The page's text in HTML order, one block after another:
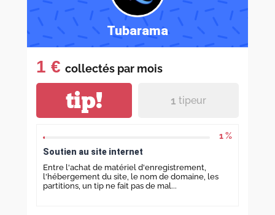
Tubarama
1 € collectés par mois
tip! 1 tipeur
1 %
Soutien au site internet
Entre l'achat de matériel d'enregistrement,
l'hébergement du site, le nom de domaine, les
partitions, un tip ne fait pas de mal...